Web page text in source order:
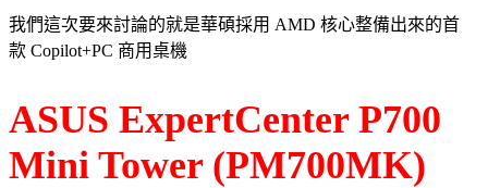
我們這次要來討論的就是華碩採用 AMD 核心整備出來的首
款 Copilot+PC 商用桌機
ASUS ExpertCenter P700
Mini Tower (PM700MK)